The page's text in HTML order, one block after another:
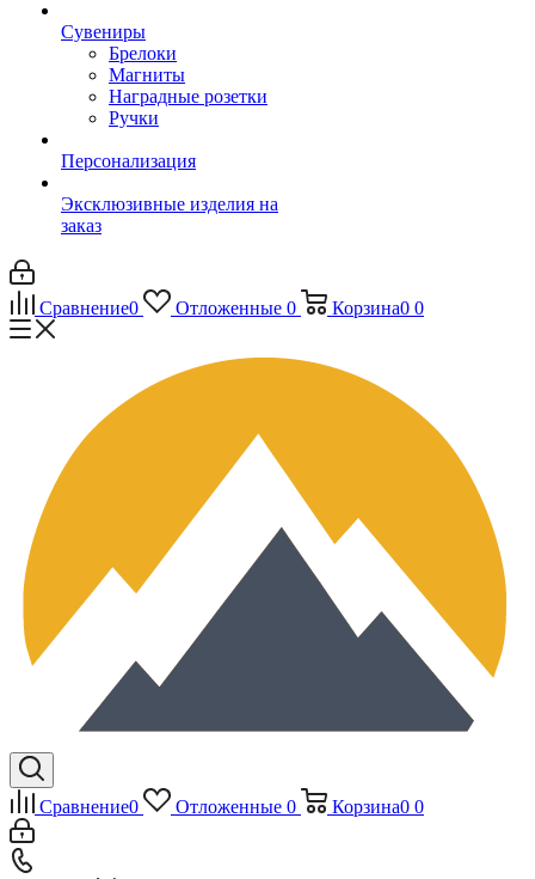
Сувениры
Брелоки
Магниты
Наградные розетки
Ручки
Персонализация
Эксклюзивные изделия на
заказ
Сравнение0 Отложенные 0 Корзина0 0
Сравнение0 Отложенные 0 Корзина0 0